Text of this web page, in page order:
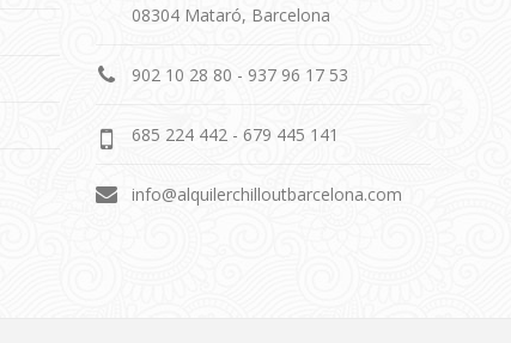
08304 Mataró, Barcelona
902 10 28 80 - 937 96 17 53
685 224 442 - 679 445 141
info@alquilerchilloutbarcelona.com